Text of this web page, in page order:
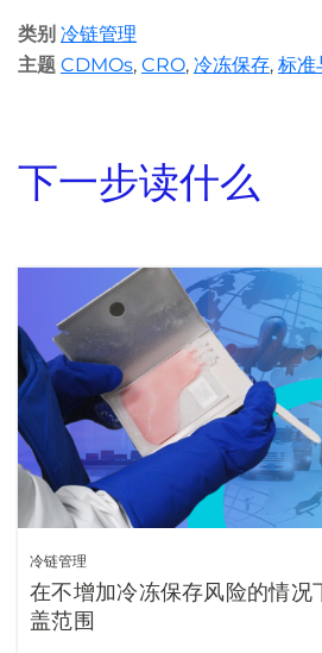
类别 冷链管理
主题 CDMOs, CRO, 冷冻保存, 标准
下一步读什么
冷链管理
在不增加冷冻保存风险的情况
盖范围